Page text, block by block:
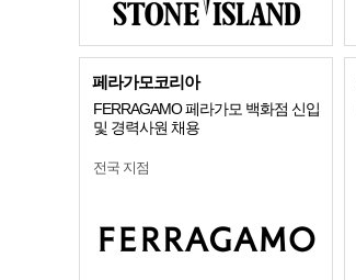
페라가모코리아
FERRAGAMO 페라가모 백화점 신입
및 경력사원 채용
전국 지점